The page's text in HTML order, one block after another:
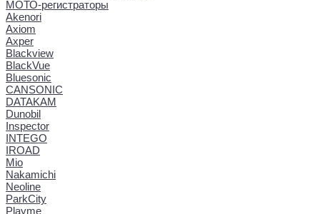
МОТО-регистраторы
Akenori
Axiom
Axper
Blackview
BlackVue
Bluesonic
CANSONIC
DATAKAM
Dunobil
Inspector
INTEGO
IROAD
Mio
Nakamichi
Neoline
ParkCity
Playme